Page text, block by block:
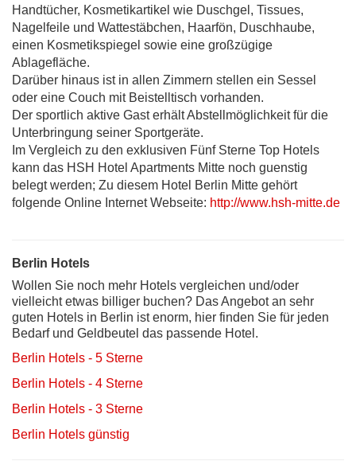
Handtücher, Kosmetikartikel wie Duschgel, Tissues,
Nagelfeile und Wattestäbchen, Haarfön, Duschhaube,
einen Kosmetikspiegel sowie eine großzügige
Ablagefläche.
Darüber hinaus ist in allen Zimmern stellen ein Sessel
oder eine Couch mit Beistelltisch vorhanden.
Der sportlich aktive Gast erhält Abstellmöglichkeit für die
Unterbringung seiner Sportgeräte.
Im Vergleich zu den exklusiven Fünf Sterne Top Hotels
kann das HSH Hotel Apartments Mitte noch guenstig
belegt werden; Zu diesem Hotel Berlin Mitte gehört
folgende Online Internet Webseite: http://www.hsh-mitte.de
Berlin Hotels
Wollen Sie noch mehr Hotels vergleichen und/oder
vielleicht etwas billiger buchen? Das Angebot an sehr
guten Hotels in Berlin ist enorm, hier finden Sie für jeden
Bedarf und Geldbeutel das passende Hotel.
Berlin Hotels - 5 Sterne
Berlin Hotels - 4 Sterne
Berlin Hotels - 3 Sterne
Berlin Hotels günstig